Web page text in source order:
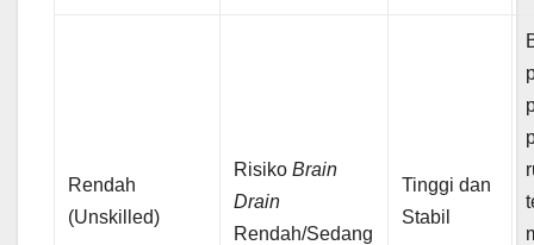
Rendah
(Unskilled)
RisikoBrain
Drain
Rendah/Sedang
Tinggi dan
Stabil